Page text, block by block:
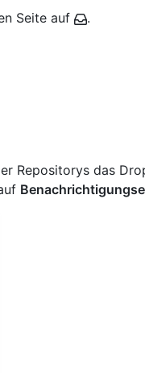
Seite auf
.
Repositorys das